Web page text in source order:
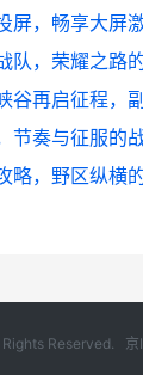
屏，畅享大屏
Reserved.